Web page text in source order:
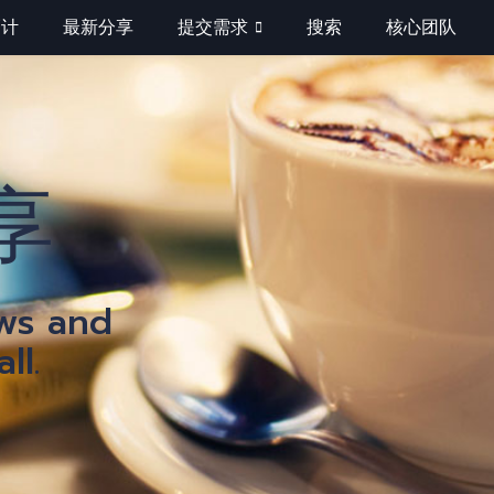
最新分享 提交需求 搜索 核心团队
and